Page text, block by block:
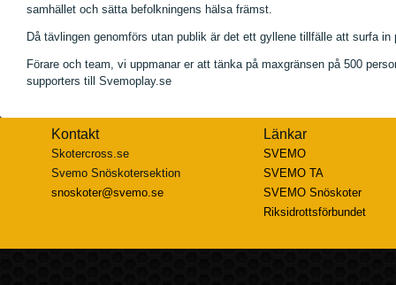
samhället och sätta befolkningens hälsa främst.
Då tävlingen genomförs utan publik är det ett gyllene tillfälle att surfa
Förare och team, vi uppmanar er att tänka på maxgränsen på 500
supporters till Svemoplay.se
Kontakt
Skotercross.se
Svemo Snöskotersektion
snoskoter@svemo.se
Länkar
SVEMO
SVEMO TA
SVEMO Snöskoter
Riksidrottsförbundet